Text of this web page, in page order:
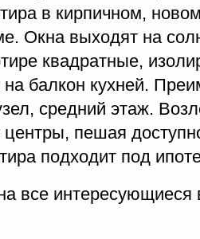
в кирпичном,
Окна выходят на
квадратные,
балкон кухней.
средний этаж.
пешая
подходит под
все интересующиеся